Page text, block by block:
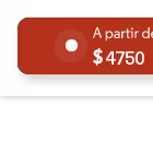
4750